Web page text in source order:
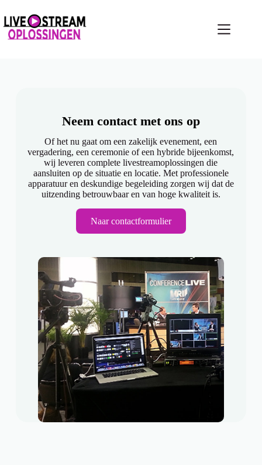
Neem contact met ons op
Of het nu gaat om een zakelijk evenement, een
vergadering, een ceremonie of een hybride bijeenkomst,
wij leveren complete livestreamoplossingen die
aansluiten op de situatie en locatie. Met professionele
apparatuur en deskundige begeleiding zorgen wij dat de
uitzending betrouwbaar en van hoge kwaliteit is.
Naar contactformulier